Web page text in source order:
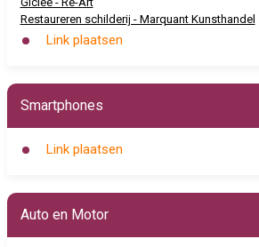
Restaureren schilderij - Marquant Kunsthandel
Link plaatsen
Smartphones
Link plaatsen
Auto en Motor